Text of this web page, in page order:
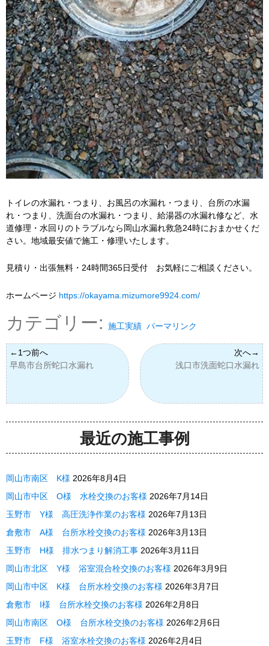
トイレの水漏れ・つまり、お風呂の水漏れ・つまり、台所の水漏
れ・つまり、洗面台の水漏れ・つまり、給湯器の水漏れ修など、水
道修理・水回りのトラブルなら岡山水漏れ救急24時におまかせくだ
さい。地域最安値で施工・修理いたします。
見積り・出張無料・24時間365日受付 お気軽にご相談ください。
ホームページ https://okayama.mizumore9924.com/
カテゴリー: 施工実績 パーマリンク
早島市台所蛇口水漏れ 浅口市洗面蛇口水漏れ
最近の施工事例
岡山市南区 K様 2026年8月4日
岡山市中区 O様 水栓交換のお客様 2026年7月14日
玉野市 Y様 高圧洗浄作業のお客様 2026年7月13日
倉敷市 A様 台所水栓交換のお客様 2026年3月13日
玉野市 H様 排水つまり解消工事 2026年3月11日
岡山市北区 Y様 浴室混合栓交換のお客様 2026年3月9日
岡山市中区 K様 台所水栓交換のお客様 2026年3月7日
倉敷市 I様 台所水栓交換のお客様 2026年2月8日
岡山市南区 O様 台所水栓交換のお客様 2026年2月6日
玉野市 F様 浴室水栓交換のお客様 2026年2月4日